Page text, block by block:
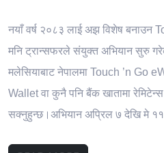
नयाँ वर्ष २०८३ लाई अझ विशेष बनाउन
मनि ट्रान्सफरले संयुक्त अभियान सुरु
मलेसियाबाट नेपालमा Touch ’n Go
Wallet वा कुनै पनि बैंक खातामा
सक्नुहुन्छ।अभियान अप्रिल ७ देखि मे